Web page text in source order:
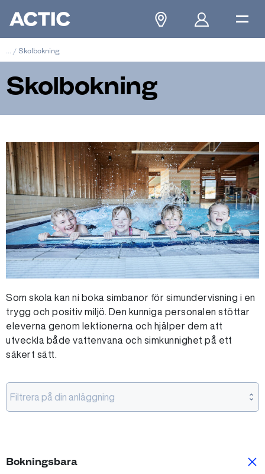
/ Skolbokning
Skolbokning
Som skola kan ni boka simbanor för simundervisning i en
trygg och positiv miljö. Den kunniga personalen stöttar
eleverna genom lektionerna och hjälper dem att
utveckla både vattenvana och simkunnighet på ett
säkert sätt.
Filtrera på din anläggning
Bokningsbara